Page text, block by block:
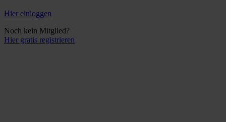
Hier einloggen
Noch kein Mitglied?
Hier gratis registrieren